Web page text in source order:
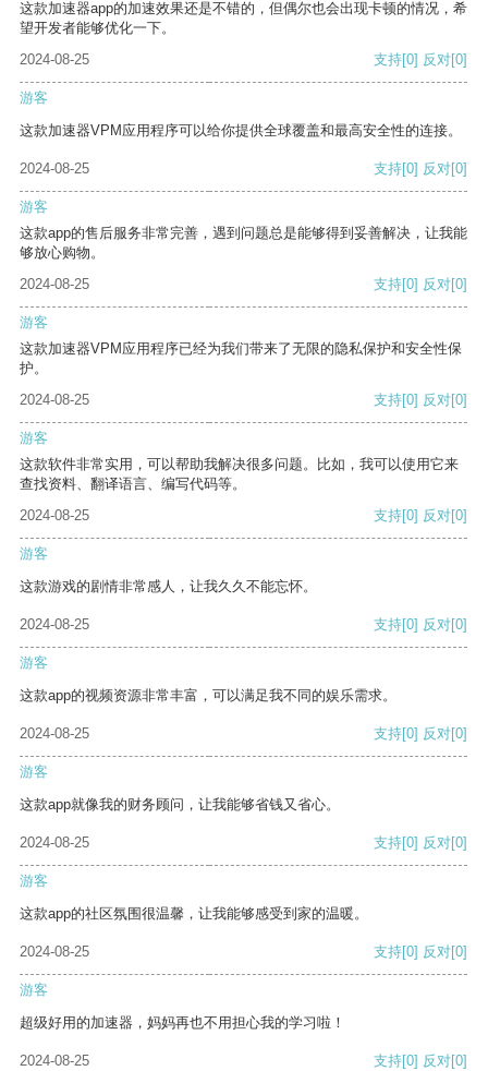
这款加速器app的加速效果还是不错的，但偶尔也会出现卡顿的情况，希
望开发者能够优化一下。
2024-08-25
支持[0] 反对[0]
游客
这款加速器VPM应用程序可以给你提供全球覆盖和最高安全性的连接。
2024-08-25 支持[0] 反对[0]
游客
这款app的售后服务非常完善，遇到问题总是能够得到妥善解决，让我能
够放心购物。
2024-08-25
支持[0] 反对[0]
游客
这款加速器VPM应用程序已经为我们带来了无限的隐私保护和安全性保
护。
2024-08-25
支持[0] 反对[0]
游客
这款软件非常实用，可以帮助我解决很多问题。比如，我可以使用它来
查找资料、翻译语言、编写代码等。
2024-08-25
支持[0] 反对[0]
游客
这款游戏的剧情非常感人，让我久久不能忘怀。
2024-08-25 支持[0] 反对[0]
游客
这款app的视频资源非常丰富，可以满足我不同的娱乐需求。
2024-08-25 支持[0] 反对[0]
游客
这款app就像我的财务顾问，让我能够省钱又省心。
2024-08-25 支持[0] 反对[0]
游客
这款app的社区氛围很温馨，让我能够感受到家的温暖。
2024-08-25 支持[0] 反对[0]
游客
超级好用的加速器，妈妈再也不用担心我的学习啦！
2024-08-25 支持[0] 反对[0]